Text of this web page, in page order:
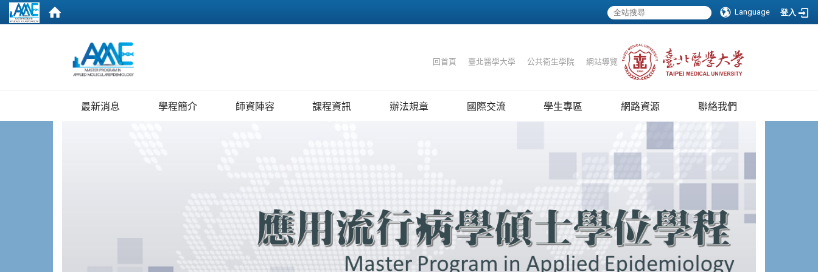
Language 登入
回首頁
臺北醫學大學 公共衛生學院 網站導覽
最新消息 學程簡介 師資陣容 課程資訊 辦法規章 國際交流 學生專區 網路資源 聯絡我們